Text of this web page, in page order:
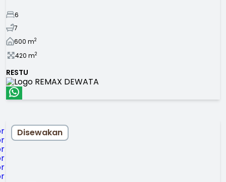
6
7
600 m2
420 m2
RESTU
Disewakan